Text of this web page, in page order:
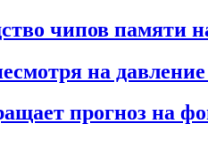
чипов памяти
на
прогноз на